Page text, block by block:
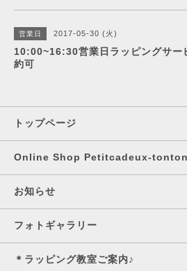
営業日 2017-05-30 (火)
10:00~16:30営業日ラッピングサー
約可
トップページ
Online Shop Petitcadeux-tonton(
お知らせ
フォトギャラリー
＊ラッピング教室ご案内♪